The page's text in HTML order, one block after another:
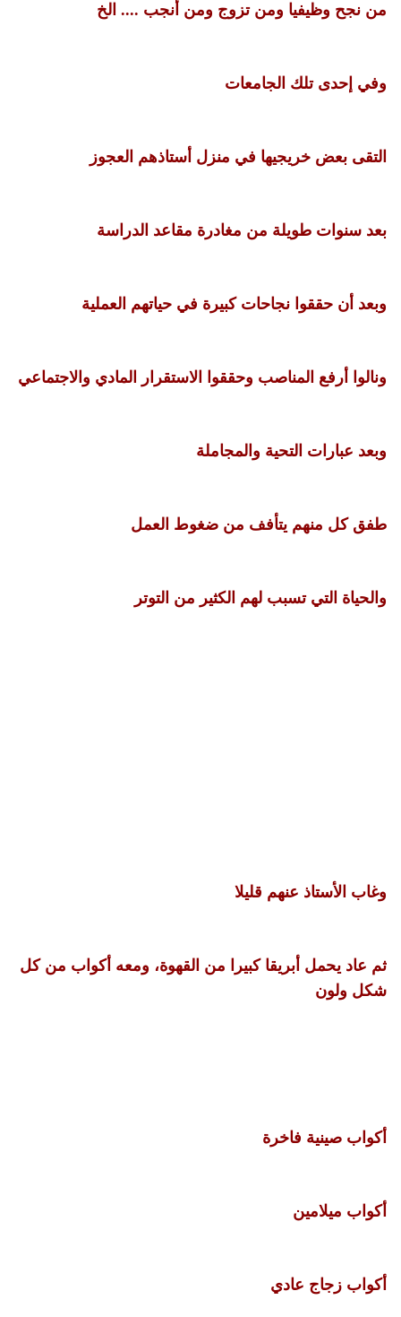
من نجح وظيفيا ومن تزوج ومن أنجب .... الخ
وفي إحدى تلك الجامعات
التقى بعض خريجيها في منزل أستاذهم العجوز
بعد سنوات طويلة من مغادرة مقاعد الدراسة
وبعد أن حققوا نجاحات كبيرة في حياتهم العملية
ونالوا أرفع المناصب وحققوا الاستقرار المادي والاجتماعي
وبعد عبارات التحية والمجاملة
طفق كل منهم يتأفف من ضغوط العمل
والحياة التي تسبب لهم الكثير من التوتر
وغاب الأستاذ عنهم قليلا
ثم عاد يحمل أبريقا كبيرا من القهوة، ومعه أكواب من كل
شكل ولون
أكواب صينية فاخرة
أكواب ميلامين
أكواب زجاج عادي